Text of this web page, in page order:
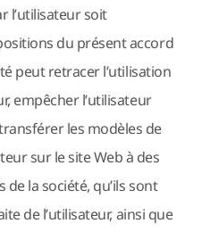
l’utilisateur soit
du présent accord
peut retracer l’utilisation
empêcher l’utilisateur
les modèles de
sur le site Web à des
de la société, qu’ils sont
de l’utilisateur, ainsi que